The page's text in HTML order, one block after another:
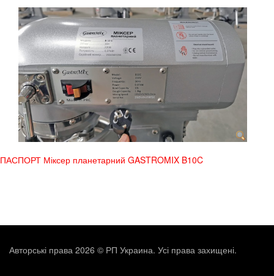
ПАСПОРТ Міксер планетарний GASTROMIX B10C
Авторські права 2026 © РП Украина. Усі права захищені.